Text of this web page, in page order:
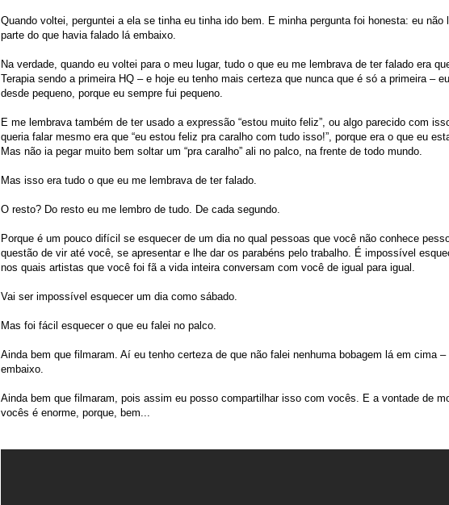
Quando voltei, perguntei a ela se tinha eu tinha ido bem. E minha pergunta foi honesta: eu não
parte do que havia falado lá embaixo.
Na verdade, quando eu voltei para o meu lugar, tudo o que eu me lembrava de ter falado era
Terapia sendo a primeira HQ – e hoje eu tenho mais certeza que nunca que é só a primeira –
desde pequeno, porque eu sempre fui pequeno.
E me lembrava também de ter usado a expressão “estou muito feliz”, ou algo parecido com
queria falar mesmo era que “eu estou feliz pra caralho com tudo isso!”, porque era o que eu
Mas não ia pegar muito bem soltar um “pra caralho” ali no palco, na frente de todo mundo.
Mas isso era tudo o que eu me lembrava de ter falado.
O resto? Do resto eu me lembro de tudo. De cada segundo.
Porque é um pouco difícil se esquecer de um dia no qual pessoas que você não conhece
questão de vir até você, se apresentar e lhe dar os parabéns pelo trabalho. É impossível
nos quais artistas que você foi fã a vida inteira conversam com você de igual para igual.
Vai ser impossível esquecer um dia como sábado.
Mas foi fácil esquecer o que eu falei no palco.
Ainda bem que filmaram. Aí eu tenho certeza de que não falei nenhuma bobagem lá em cima –
embaixo.
Ainda bem que filmaram, pois assim eu posso compartilhar isso com vocês. E a vontade de
vocês é enorme, porque, bem...